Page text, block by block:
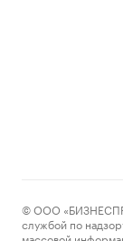
© ООО
службой по